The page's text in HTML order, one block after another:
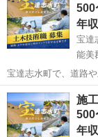
500
年
宝達
能美
宝達志水町で、道路
術職（正職員） の募
験を、無理なく活か
ん。 町が工事を出
石川 能美郡
施
500
年